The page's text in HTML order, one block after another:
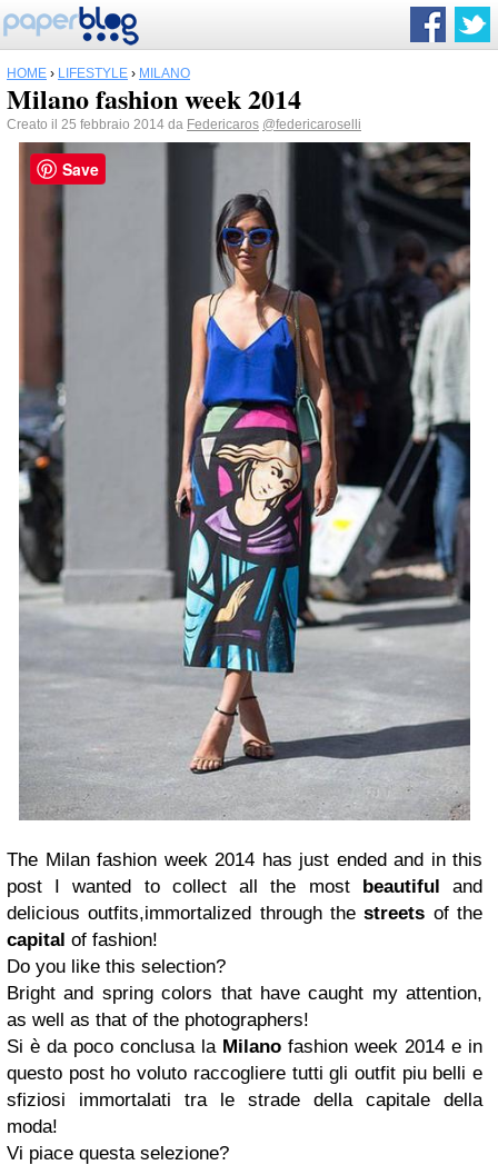
HOME › LIFESTYLE › MILANO
Milano fashion week 2014
Creato il 25 febbraio 2014 da Federicaros @federicaroselli
The Milan fashion week 2014 has just ended and in this
post I wanted to collect all the most beautiful and
delicious outfits,immortalized through thestreets of the
capital of fashion!
Do you like this selection?
Bright and spring colors that have caught my attention,
as well as that of the photographers!
Si è da poco conclusa la Milano fashion week 2014 e in
questo post ho voluto raccogliere tutti gli outfit piu belli e
sfiziosi immortalati tra le strade della capitale della
moda!
Vi piace questa selezione?
Save